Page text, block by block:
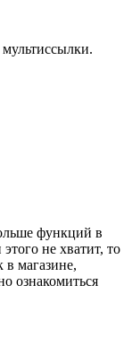
функций в
не хватит, то
магазине,
ознакомиться